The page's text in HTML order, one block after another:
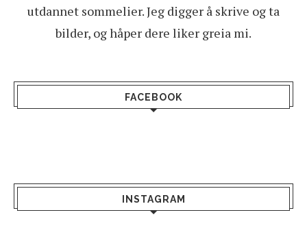
utdannet sommelier. Jeg digger å skrive og ta
bilder, og håper dere liker greia mi.
FACEBOOK
INSTAGRAM